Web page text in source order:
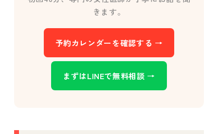
きます。
予約カレンダーを確認する →
まずはLINEで無料相談 →